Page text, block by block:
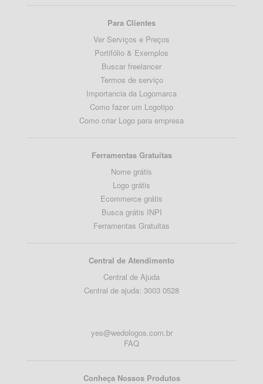
Para Clientes
Ver Serviços e Preços
Portifólio & Exemplos
Buscar freelancer
Termos de serviço
Importancia da Logomarca
Como fazer um Logotipo
Como criar Logo para empresa
Ferramentas Gratuitas
Nome grátis
Logo grátis
Ecommerce grátis
Busca grátis INPI
Ferramentas Gratuitas
Central de Atendimento
Central de Ajuda
Central de ajuda: 3003 0528
yes@wedologos.com.br
FAQ
Conheça Nossos Produtos